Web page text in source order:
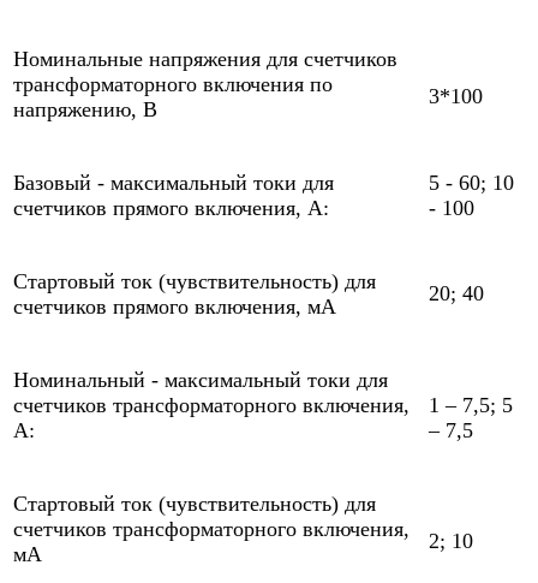
Номинальные напряжения для счетчиков
трансформаторного включения по
напряжению, В
3*100
Базовый - максимальный токи для
счетчиков прямого включения, А:
5 - 60; 10
- 100
Стартовый ток (чувствительность) для
счетчиков прямого включения, мА
20; 40
Номинальный - максимальный токи для
счетчиков трансформаторного включения,
А:
1 – 7,5; 5
– 7,5
Стартовый ток (чувствительность) для
счетчиков трансформаторного включения,
мА
2; 10